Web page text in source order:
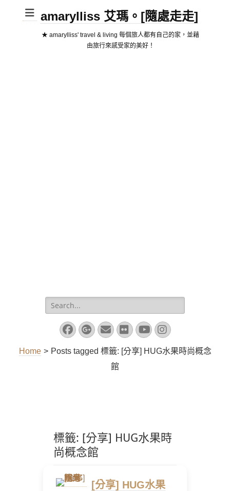
amarylliss 艾瑪。[隨處走走]
★ amarylliss' travel & living 每個旅人都有自己的家，並藉
由旅行來感受家的美好！
Search
for:
Facebook
Googleplus
EmailFlickrYouTube
Instagram
Home > Posts tagged 標籤: [分享] HUG水果時尚概念
館
標籤: [分享] HUG水果時
尚概念館
[分享] HUG水果